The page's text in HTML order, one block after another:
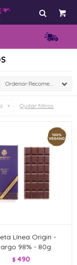
Recomendados
Quitar filtros
Línea Origin -
98% - 80g.
$ 490